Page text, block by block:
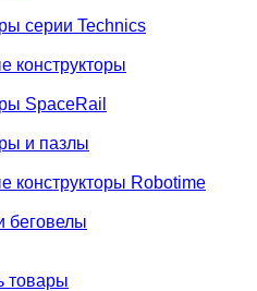
серии Technics
конструкторы
SpaceRail
и пазлы
конструкторы Robotime
беговелы
товары